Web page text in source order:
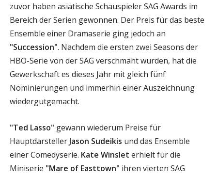
zuvor haben asiatische Schauspieler SAG Awards im
Bereich der Serien gewonnen. Der Preis für das beste
Ensemble einer Dramaserie ging jedoch an
"Succession". Nachdem die ersten zwei Seasons der
HBO-Serie von der SAG verschmäht wurden, hat die
Gewerkschaft es dieses Jahr mit gleich fünf
Nominierungen und immerhin einer Auszeichnung
wiedergutgemacht.
"Ted Lasso" gewann wiederum Preise für
Hauptdarsteller Jason Sudeikis und das Ensemble
einer Comedyserie. Kate Winslet erhielt für die
Miniserie "Mare of Easttown" ihren vierten SAG